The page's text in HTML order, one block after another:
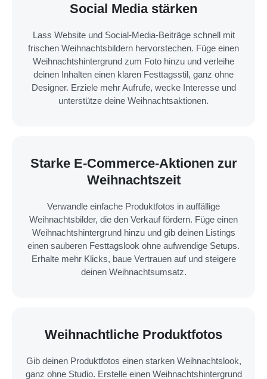
Social Media stärken
Lass Website und Social-Media-Beiträge schnell mit
frischen Weihnachtsbildern hervorstechen. Füge einen
Weihnachts­hintergrund zum Foto hinzu und verleihe
deinen Inhalten einen klaren Festtagsstil, ganz ohne
Designer. Erziele mehr Aufrufe, wecke Interesse und
unterstütze deine Weihnachtsaktionen.
Starke E-Commerce-Aktionen zur
Weihnachtszeit
Verwandle einfache Produktfotos in auffällige
Weihnachtsbilder, die den Verkauf fördern. Füge einen
Weihnachts­hintergrund hinzu und gib deinen Listings
einen sauberen Festtagslook ohne aufwendige Setups.
Erhalte mehr Klicks, baue Vertrauen auf und steigere
deinen Weihnachtsumsatz.
Weihnachtliche Produktfotos
Gib deinen Produktfotos einen starken Weihnachtslook,
ganz ohne Studio. Erstelle einen Weihnachts­hintergrund